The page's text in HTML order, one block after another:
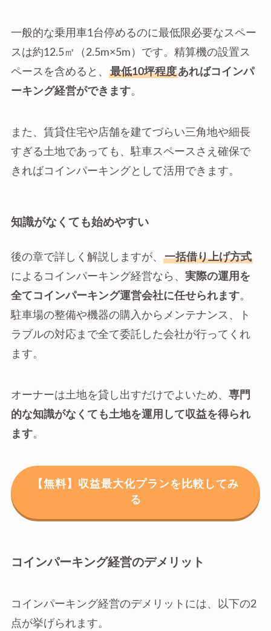
一般的な乗用車1台停めるのに最低限必要なスペー
スは約12.5㎡（2.5m×5m）です。精算機の設置ス
ペースを含めると、
最低10坪程度あればコインパ
ーキング経営ができます。
また、賃貸住宅や店舗を建てづらい三角地や細長
すぎる土地であっても、駐車スペースさえ確保で
きればコインパーキングとして活用できます。
知識がなくても始めやすい
後の章で詳しく解説しますが、
一括借り上げ方式
によるコインパーキング経営なら、 実際の運用を
全てコインパーキング運営会社に任せられます。
駐車場の整備や機器の購入からメンテナンス、ト
ラブルの対応まで全て委託した会社が行ってくれ
ます。
オーナーは土地を貸し出すだけでよいため、 専門
的な知識がなくても土地を運用して収益を得られ
ます。
【無料】収益最大化プランを比較してみ
る
コインパーキング経営のデメリット
コインパーキング経営のデメリットには、以下の2
点が挙げられます。